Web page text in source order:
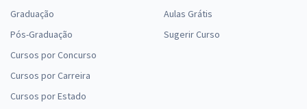
Graduação
Pós-Graduação
Cursos por Concurso
Cursos por Carreira
Cursos por Estado
Aulas Grátis
Sugerir Curso